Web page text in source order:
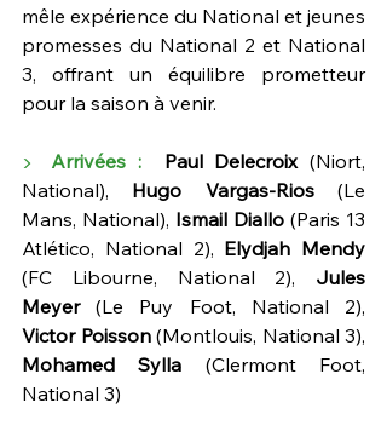
mêle expérience du National et jeunes
promesses du National 2 et National
3, offrant un équilibre prometteur
pour la saison à venir.
▶ Arrivées : Paul Delecroix (Niort,
National), Hugo Vargas-Rios (Le
Mans, National), Ismail Diallo (Paris 13
Atlético, National 2),
(FC Libourne, National 2), Jules
Meyer
Victor Poisson
Mohamed Sylla (Clermont Foot,
National 3)